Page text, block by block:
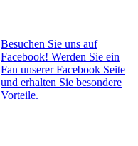
Besuchen Sie uns auf
Facebook! Werden Sie ein
Fan unserer Facebook Seite
und erhalten Sie besondere
Vorteile.